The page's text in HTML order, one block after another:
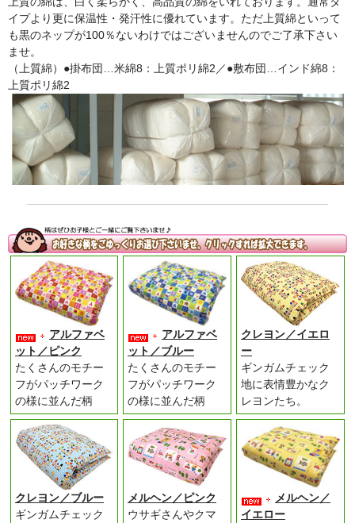
イプより更に保温性・発汗性に優れています。ただ上質綿といって
も黒のネップが100％ないわけではございませんのでご了承下さい
ませ。
（上質綿）●掛布団…米綿8：上質ポリ綿2／●敷布団…インド綿8：
上質ポリ綿2
アルファベ
ット／ピンク
たくさんのモチー
フがパッチワーク
の様に並んだ柄
アルファベ
ット／ブルー
たくさんのモチー
フがパッチワーク
の様に並んだ柄
クレヨン／イエロ
ー
ギンガムチェック
地に表情豊かなク
レヨンたち。
クレヨン／ブルー
ギンガムチェック
メルヘン／ピンク
ウサギさんやクマ
メルヘン／
イエロー